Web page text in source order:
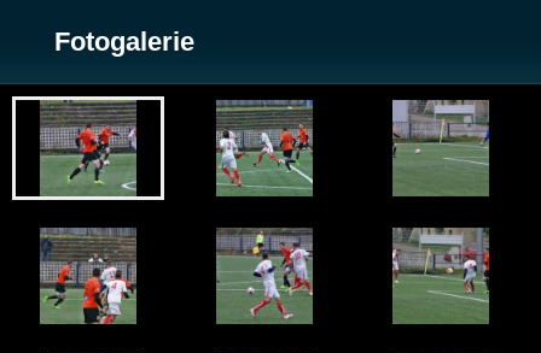
Zobrazit galerii
Fotogalerie